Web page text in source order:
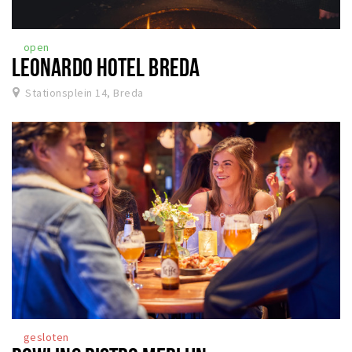
open
LEONARDO HOTEL BREDA
Stationsplein 14, Breda
gesloten